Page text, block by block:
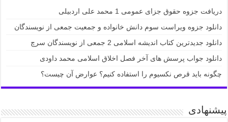
دریافت جزوه حقوق جزای عمومی 1 محمد علی اردبیلی
دانلود جزوه ویراست سوم دانش خانواده و جمعیت جمعی از نویسندگان
دانلود جدیدترین کتاب اندیشه اسلامی 2 جمعی از نویسندگان سرچ
دانلود جواب پرسش های آخر فصل اخلاق اسلامی محمد داودی
چگونه باید قرص نکسیوم را استفاده کنیم؟ عوارض آن چیست؟
پیشنهادی